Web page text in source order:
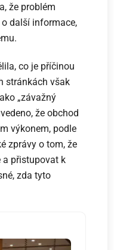
že problém
další informace,
co je příčinou
stránkách však
„závažný
že obchod
výkonem, podle
zprávy o tom, že
a přistupovat k
zda tyto